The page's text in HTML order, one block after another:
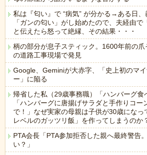
私は『匂い』で “病気” が分かる→ある日、
「ガンの匂い」がし始めたので、夫経由で
と伝えたら怒って絶縁、その結果・・・
柄の部分が息子スティック。1600年前の爪
の道路工事現場で発見
Google、Geminiが大赤字、「史上初のマ
ー」に陥る
帰省した私（29歳事務職）「ハンバーグ
「ハンバーグに唐揚げサラダと手作りコー
で！」なぜ実家の母親は子供が30歳になっ
レベルのガッツリ飯」を作ってしまうのか
PTA会長「PTA参加拒否した親へ最終警告
い？」